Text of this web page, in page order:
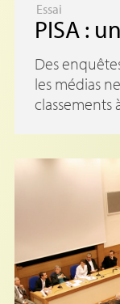
Essai
PISA:
Des
les médias
classements